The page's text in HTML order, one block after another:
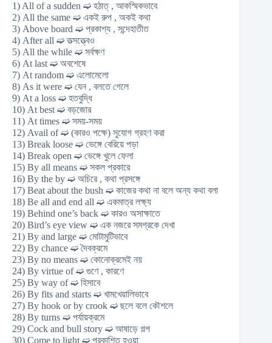
1) All of a sudden ➫ হঠাত্ , আকস্মিকভাবে
2) All the same ➫ একই রুপ , অকই কথা
3) Above board ➫ প্রকাশ্য , সন্দেহাতীত
4) After all ➫ তত্সত্ত্বেও
5) All the while ➫ সর্বক্ষণ
6) At last ➫ অবশেষে
7) At random ➫ এলোমেলো
8) As it were ➫ যেন , বলতে গেলে
9) At a loss ➫ হতবুদ্ধি
10) At best ➫ বড়জোর
11) At times ➫ সময়-সময়
12) Avail of ➫ (কারও পক্ষে) সুযোগ গ্রহণ করা
13) Break loose ➫ ভেঙ্গে বেরিয়ে পড়া
14) Break open ➫ ভেঙ্গে খুলে ফেলা
15) By all means ➫ সকল প্রকারে
16) By the by ➫ অচিরে , কথা প্রসঙ্গে
17) Beat about the bush ➫ কাজের কথা না বলে অন্য কথা বলা
18) Be all and end all ➫ একমাত্র লক্ষ্য
19) Behind one’s back ➫ কারও অসাক্ষাতে
20) Bird’s eye view ➫ এক নজরে সমগ্রকে দেখা
21) By and large ➫ মোটামুটিভাবে
22) By chance ➫ দৈবক্রমে
23) By no means ➫ কোনোক্রমেই নয়
24) By virtue of ➫ গুণে , কারণে
25) By way of ➫ হিসাবে
26) By fits and starts ➫ খামখেয়ালিভাবে
27) By hook or by crook ➫ ছলে বলে কৌশলে
28) By turns ➫ পর্যায়ক্রমে
29) Cock and bull story ➫ আষাড়ে গল্প
30) Come to light ➫ প্রকাশিত হওয়া